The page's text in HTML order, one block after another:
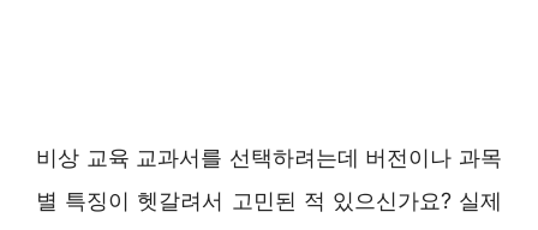
비상 교육 교과서를 선택하려는데 버전이나 과목
별 특징이 헷갈려서 고민된 적 있으신가요? 실제